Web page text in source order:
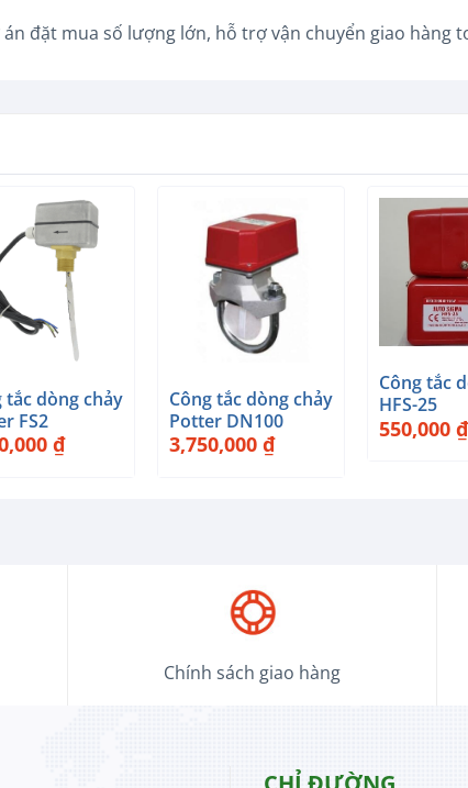
đặt mua số lượng lớn, hỗ trợ vận chuyển giao hàng
tắc dòng chảy
FS2
₫
Công tắc dòng chảy
Potter DN100
3,750,000 ₫
Công tắc
HFS-25
550,000 ₫
Chính sách giao hàng